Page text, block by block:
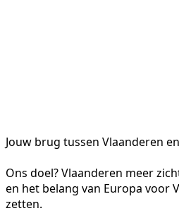
Jouw brug tussen Vlaanderen
Ons doel? Vlaanderen meer
en het belang van Europa voor
zetten.